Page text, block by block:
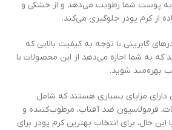
پوست شما رطوبت می‌دهد و از خشکی و
از کرم پودر جلوگیری می‌کند.
گابرینی با توجه به کیفیت بالایی که
که به شما اجازه می‌دهد از این محصولات با
بهره‌مند شوید.
دارای مزایای بسیاری هستند که شامل
فرمولاسیون ضد آفتاب، مرطوب‌کننده و
حال، برای انتخاب بهترین کرم پودر برای